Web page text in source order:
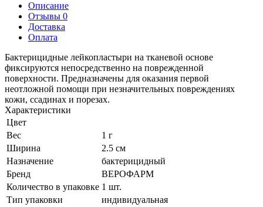
Описание
Отзывы 0
Доставка
Оплата
Бактерицидные лейкопластыри на тканевой основе
фиксируются непосредственно на поврежденной
поверхности. Предназначены для оказания первой
неотложной помощи при незначительных повреждениях
кожи, ссадинах и порезах.
Характеристики
Цвет
Вес
1 г
Ширина
2.5 см
Назначение
бактерицидный
Бренд
ВЕРОФАРМ
Количество в упаковке 1 шт.
Тип упаковки
индивидуальная